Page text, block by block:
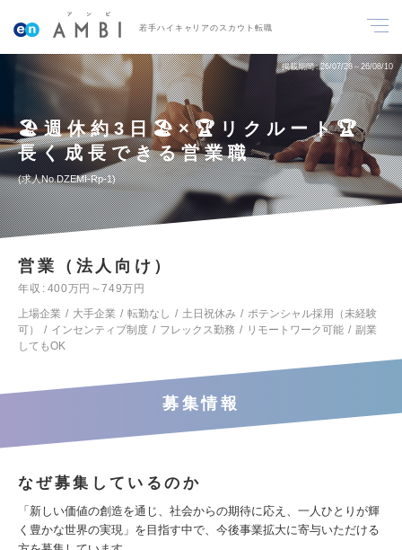
若手ハイキャリアのスカウト転職
掲載期間 26/07/28～26/08/10
🏖️週休約3日🏖️×🏆リクルート🏆
長く成長できる営業職
求人No.DZEMI-Rp-1
営業（法人向け）
年収
400万円～749万円
上場企業
大手企業 転勤なし 土日祝休み
ポテンシャル採用（未経験
可）
インセンティブ制度 フレックス勤務 リモートワーク可能
副業
してもOK
募集情報
なぜ募集しているのか
「新しい価値の創造を通じ、社会からの期待に応え、一人ひとりが輝
く豊かな世界の実現」を目指す中で、今後事業拡大に寄与いただける